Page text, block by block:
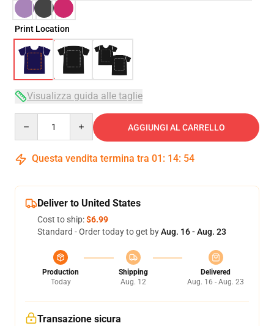
Print Location
Visualizza guida alle taglie
AGGIUNGI AL CARRELLO
Questa vendita termina tra 01 : 14: 54
Deliver to United States
Cost to ship:$6.99
Standard - Order today to get byAug. 16 - Aug. 23
Production
Today
Shipping
Aug. 12
Delivered
Aug. 16 - Aug. 23
Transazione sicura